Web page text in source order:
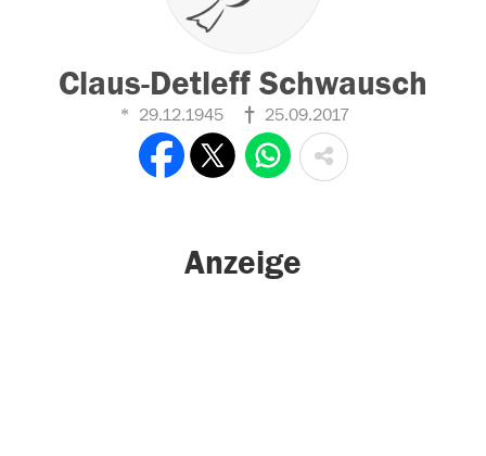
Claus-Detleff Schwausch
29.12.1945 25.09.2017
Anzeige